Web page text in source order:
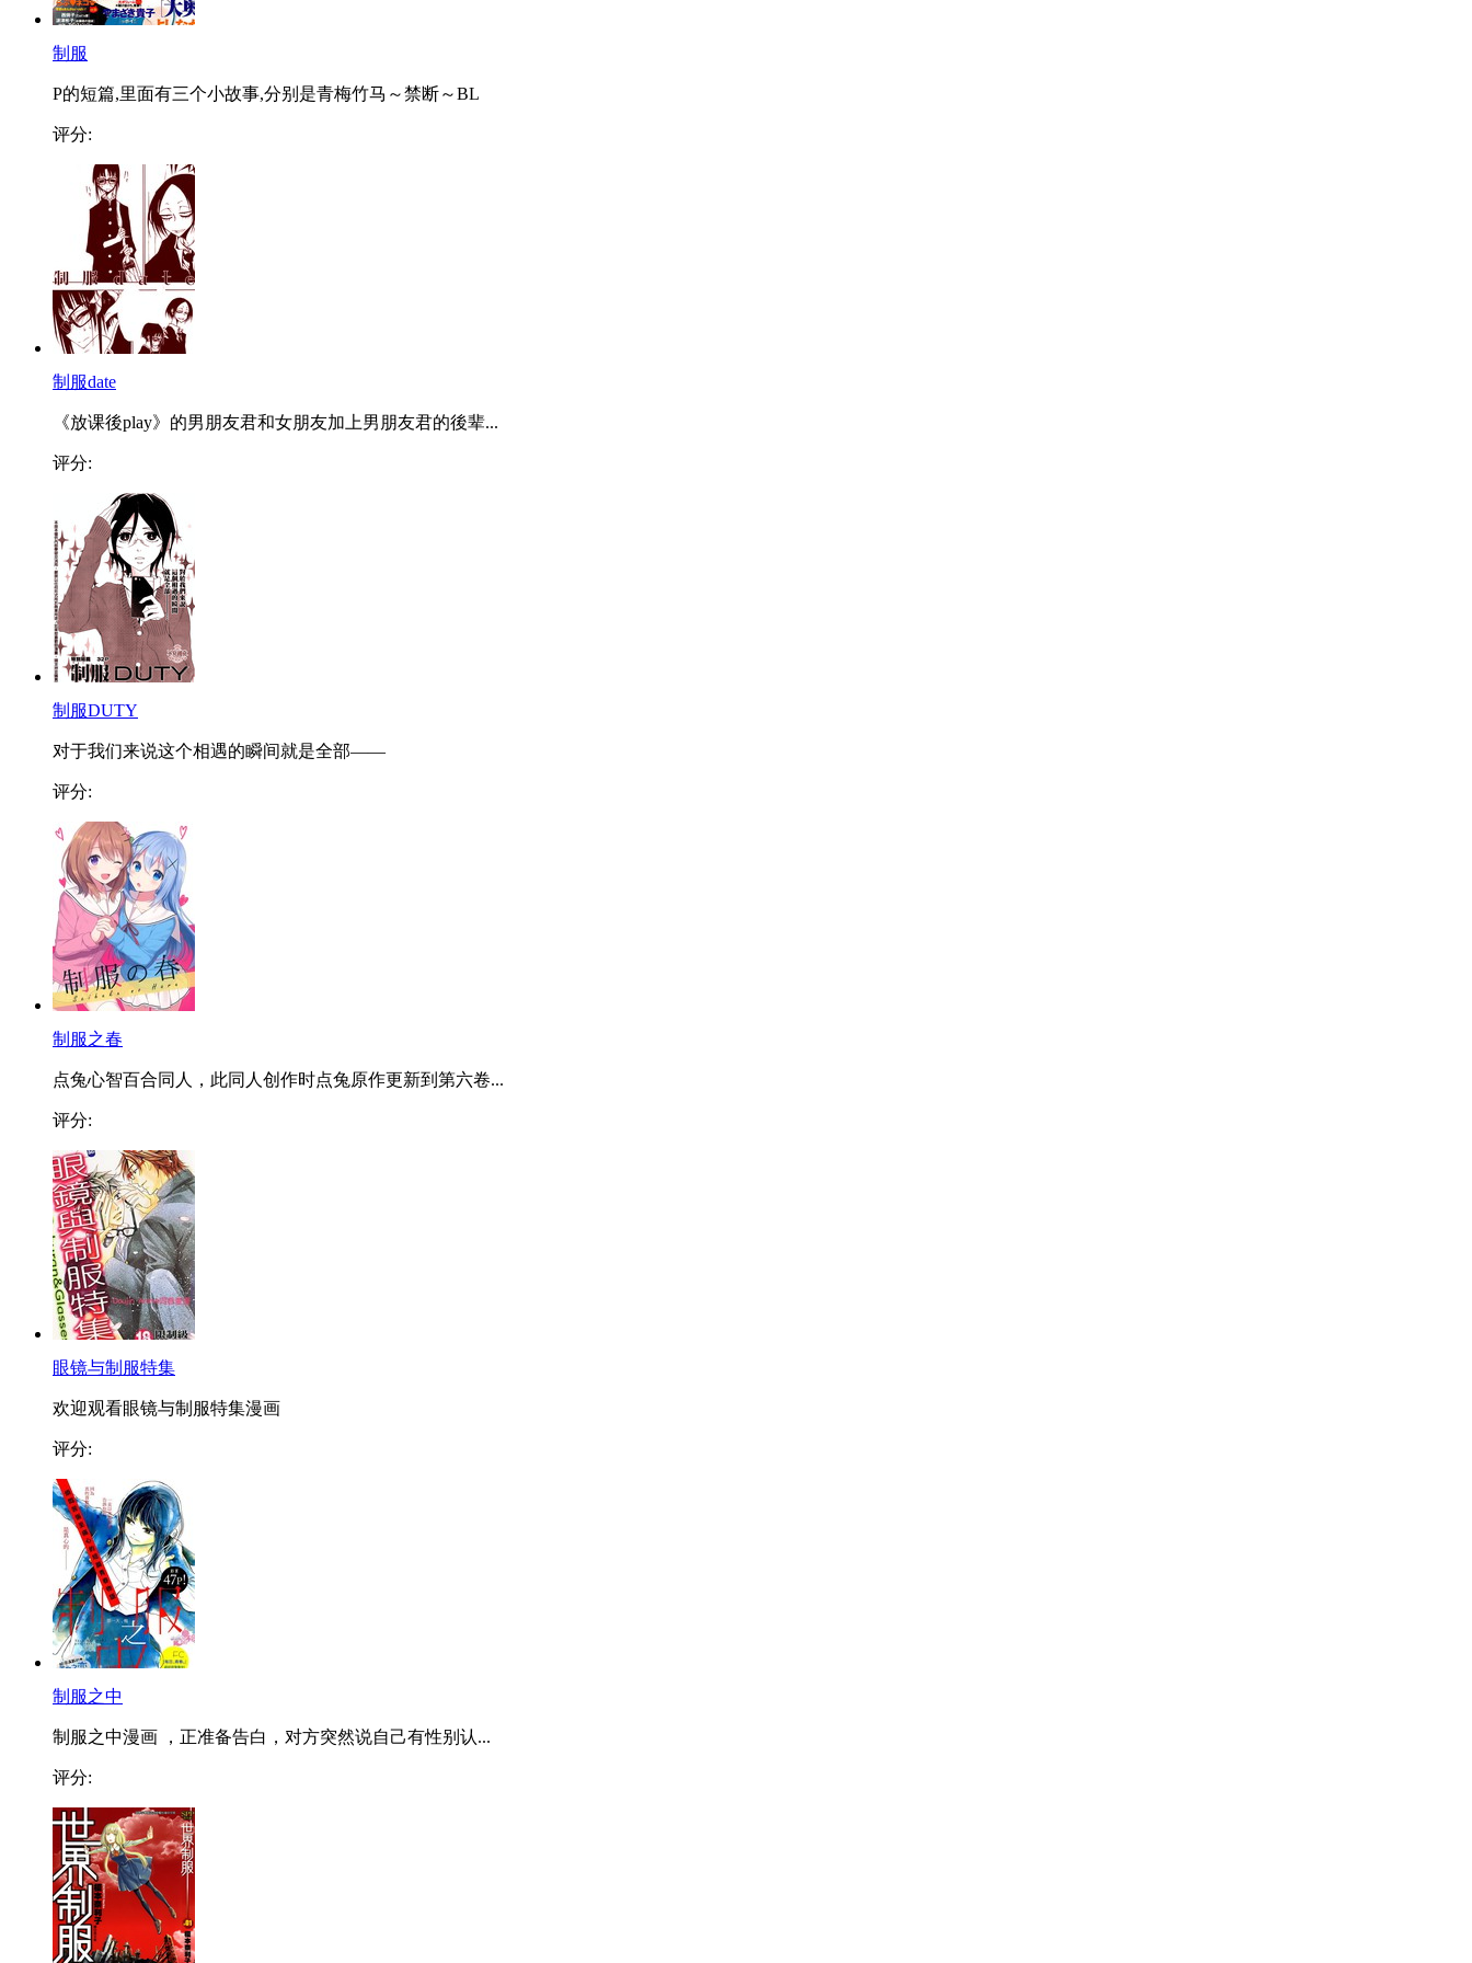
制服
P的短篇,里面有三个小故事,分别是青梅竹马～禁断～BL
评分:
制服date
《放课後play》的男朋友君和女朋友加上男朋友君的後辈...
评分:
制服DUTY
对于我们来说这个相遇的瞬间就是全部——
评分:
制服之春
点兔心智百合同人，此同人创作时点兔原作更新到第六卷...
评分:
眼镜与制服特集
欢迎观看眼镜与制服特集漫画
评分:
制服之中
制服之中漫画 ，正准备告白，对方突然说自己有性别认...
评分: